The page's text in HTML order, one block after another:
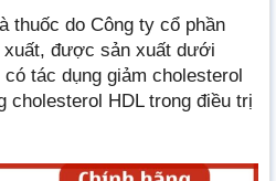
thuốc do Công ty cổ phần
xuất, được sản xuất dưới
tác dụng giảm cholesterol
cholesterol HDL trong điều trị